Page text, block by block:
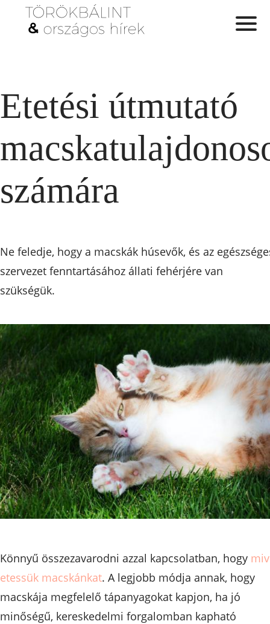
Etetési útmutató
számára
Ne feledje, hogy a macskák húsevők, és az
szervezet fenntartásához állati fehérjére van
szükségük.
Könnyű összezavarodni azzal kapcsolatban, hogy
etessük macskánkat. A legjobb módja annak, hogy
macskája megfelelő tápanyagokat kapjon, ha jó
minőségű, kereskedelmi forgalomban kapható